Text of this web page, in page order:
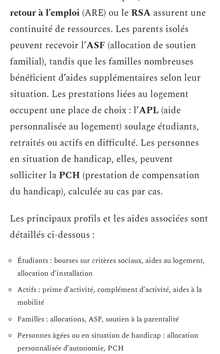
retour à l’emploi (ARE) ou le RSA assurent une
continuité de ressources. Les parents isolés
peuvent recevoir l’ASF (allocation de soutien
familial), tandis que les familles nombreuses
bénéficient d’aides supplémentaires selon leur
situation. Les prestations liées au logement
occupent une place de choix : l’APL (aide
personnalisée au logement) soulage étudiants,
retraités ou actifs en difficulté. Les personnes
en situation de handicap, elles, peuvent
solliciter la PCH (prestation de compensation
du handicap), calculée au cas par cas.
Les principaux profils et les aides associées sont
détaillés ci-dessous :
Étudiants : bourses sur critères sociaux, aides au logement,
allocation d’installation
Actifs : prime d’activité, complément d’activité, aides à la
mobilité
Familles : allocations, ASF, soutien à la parentalité
Personnes âgées ou en situation de handicap : allocation
personnalisée d’autonomie, PCH